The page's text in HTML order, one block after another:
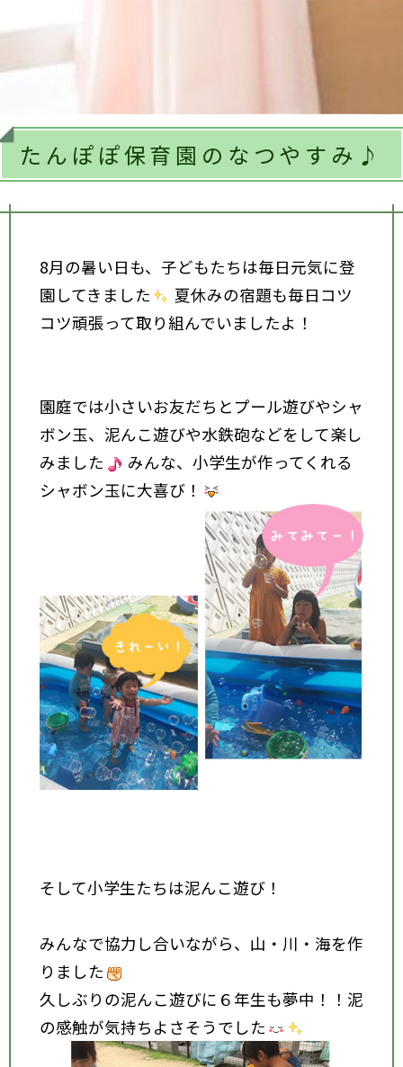
たんぽぽ保育園のなつやすみ♪
8月の暑い日も、子どもたちは毎日元気に登
園してきました
夏休みの宿題も毎日コツ
コツ頑張って取り組んでいましたよ！
園庭では小さいお友だちとプール遊びやシャ
ボン玉、泥んこ遊びや水鉄砲などをして楽し
みました
みんな、小学生が作ってくれる
シャボン玉に大喜び！
そして小学生たちは泥んこ遊び！
みんなで協力し合いながら、山・川・海を作
りました
久しぶりの泥んこ遊びに６年生も夢中！！泥
の感触が気持ちよさそうでした